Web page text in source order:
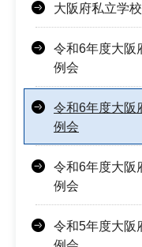
大阪府私立学
令和6年度大阪
例会
令和6年度大阪
例会
令和6年度大阪
例会
令和5年度大阪